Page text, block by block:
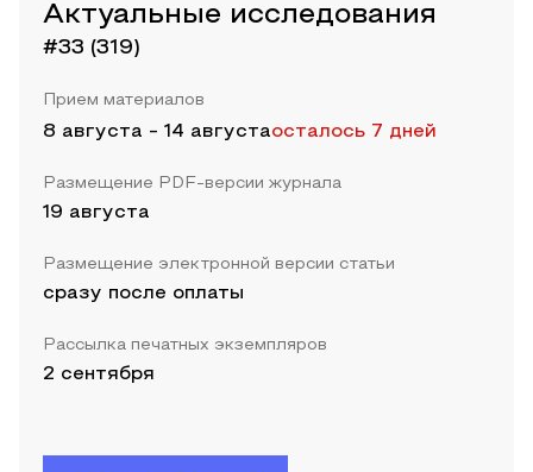
Актуальные исследования
#33 (319)
Прием материалов
8 августа - 14 августаосталось 7 дней
Размещение PDF-версии журнала
19 августа
Размещение электронной версии статьи
сразу после оплаты
Рассылка печатных экземпляров
2 сентября